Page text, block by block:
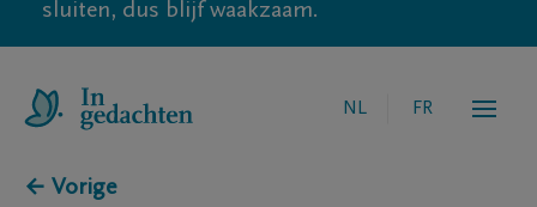
sluiten, dus blijf waakzaam.
NL FR
← Vorige